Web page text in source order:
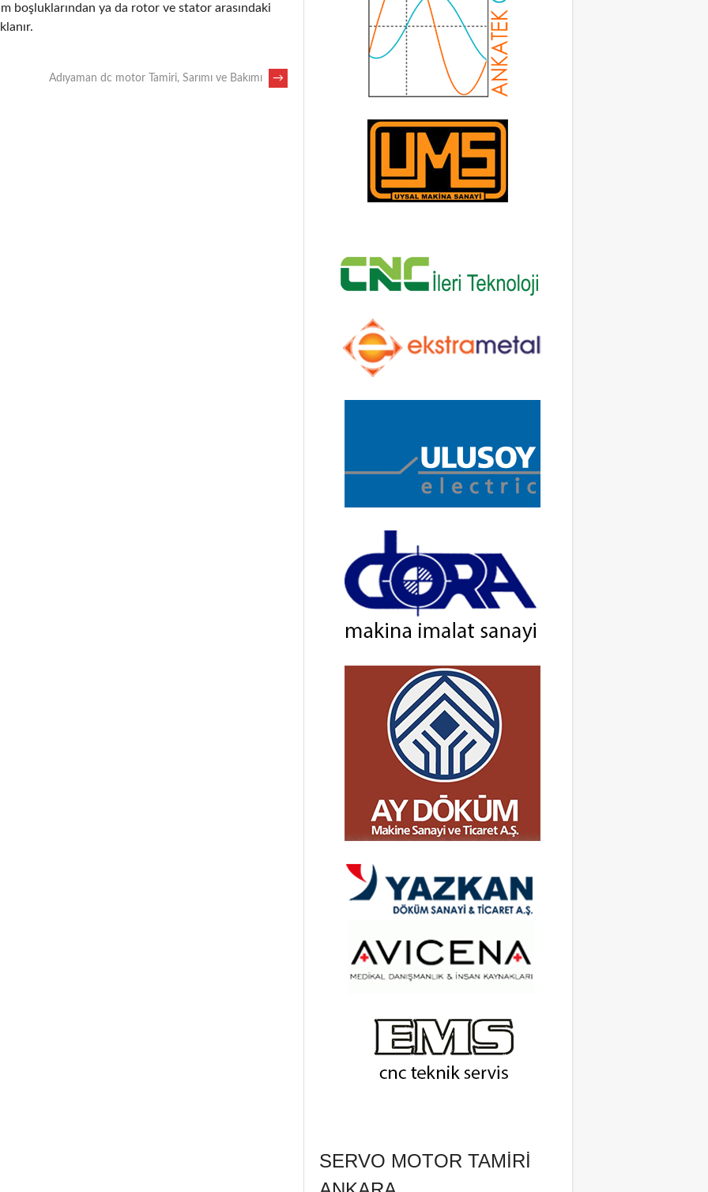
boşluklarından ya da rotor ve stator arasındaki
Adıyaman dc motor Tamiri, Sarımı ve Bakımı →
SERVO MOTOR TAMIRI